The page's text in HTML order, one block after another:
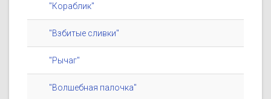
"Кораблик"
"Взбитые сливки"
"Рычаг"
"Волшебная палочка"